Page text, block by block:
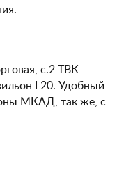
с.2 ТВК
L20. Удобный
МКАД, так же, с